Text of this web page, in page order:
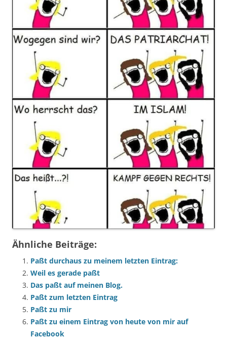
Ähnliche Beiträge:
Paßt durchaus zu meinem letzten Eintrag:
Weil es gerade paßt
Das paßt auf meinen Blog.
Paßt zum letzten Eintrag
Paßt zu mir
Paßt zu einem Eintrag von heute von mir auf
Facebook